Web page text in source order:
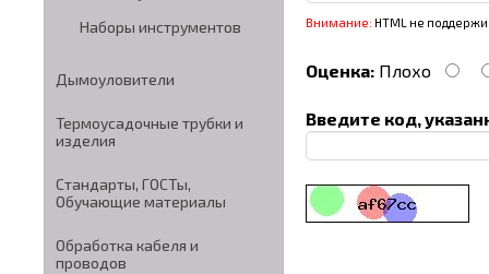
Наборы инструментов
Дымоуловители
Термоусадочные трубки и
изделия
Стандарты, ГОСТы,
Обучающие материалы
Обработка кабеля и
проводов
Внимание: HTML не
Оценка: Плохо
Введите код,